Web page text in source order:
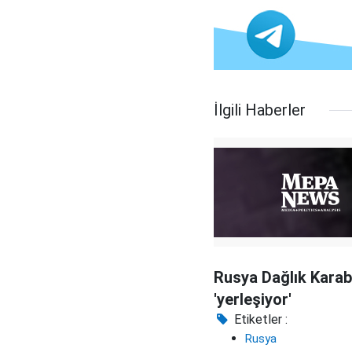
İlgili Haberler
Rusya Dağlık
'yerleşiyor'
Etiketler :
Rusya